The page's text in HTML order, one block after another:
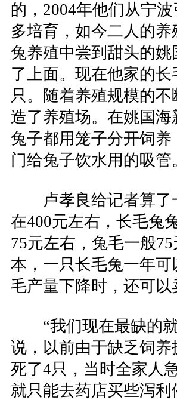
的，2004年他们从宁
多培育，如今二人的
兔养殖中尝到甜头的
了上面。现在他家的
只。随着养殖规模的
造了养殖场。在姚国
兔子都用笼子分开饲
门给兔子饮水用的吸管
卢孝良给记者算了
在400元左右，长毛兔
75元左右，兔毛一般
本，一只长毛兔一年
毛产量下降时，还可以
“我们现在最缺的就
说，以前由于缺乏饲
死了4只，当时全家人
就只能去药店买些泻